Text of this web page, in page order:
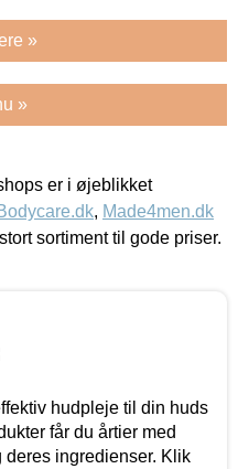
»
»
er i øjeblikket
, Made4men.dk
sortiment til gode priser.
hudpleje til din huds
får du årtier med
ingredienser. Klik